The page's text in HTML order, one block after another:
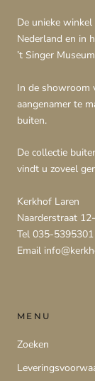
De unieke
Nederland en in
’t Singer
In de showroom
aangenamer te
buiten.
De collectie
vindt u zoveel
Kerkhof Laren
Naarderstraat
Tel 035-5395301
Email
MENU
Zoeken